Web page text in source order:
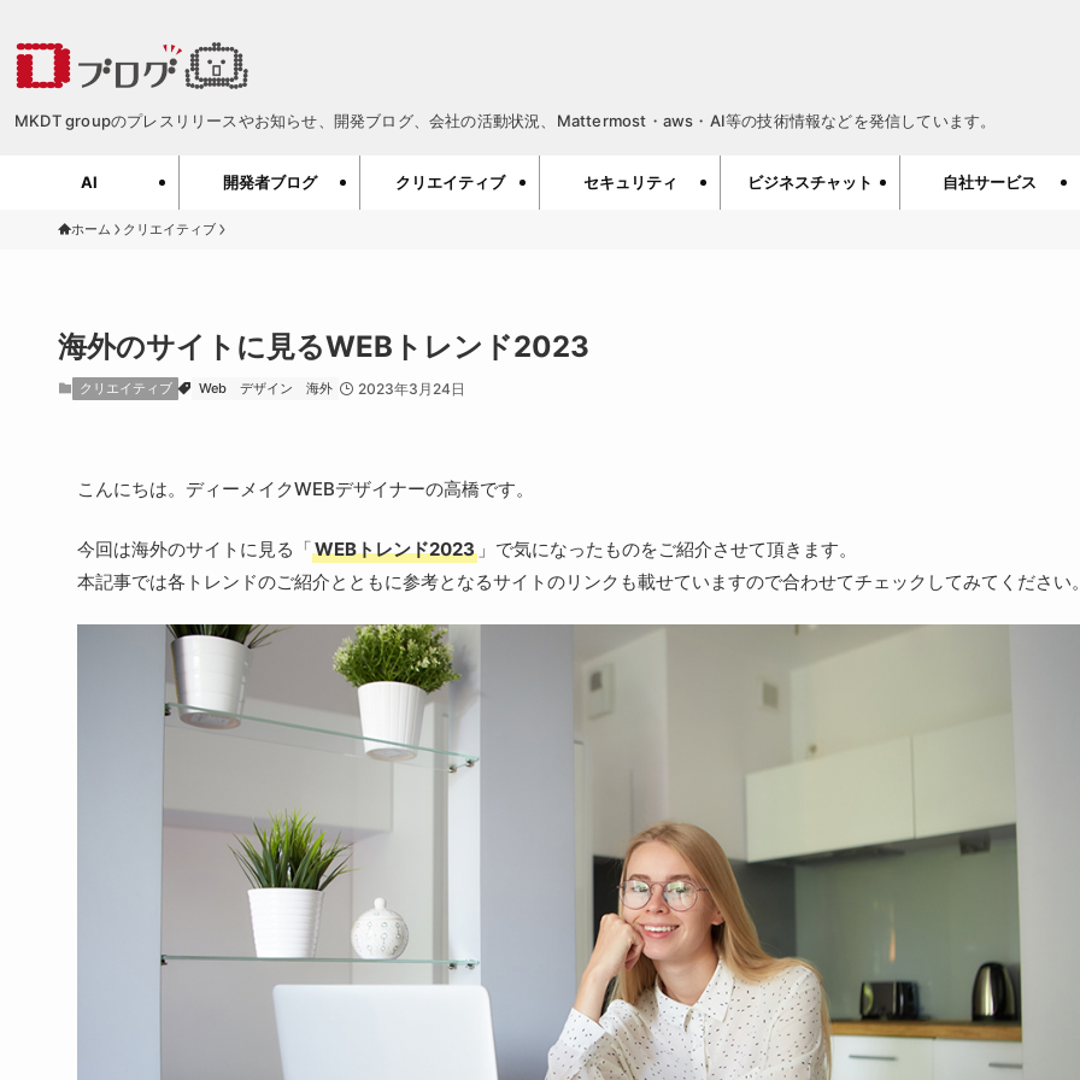
MKDT groupのプレスリリースやお知らせ、開発ブログ、会社の活動状況、Mattermost・aws・AI等の技術情報などを発信しています。
AI 開発者ブログ クリエイティブ セキュリティ ビジネスチャット 自社サービス
ホーム クリエイティブ
海外のサイトに見るWEBトレンド2023
クリエイティブ Web デザイン 海外 2023年3月24日
こんにちは。ディーメイクWEBデザイナーの高橋です。
今回は海外のサイトに見る「WEBトレンド2023 」で気になったものをご紹介させて頂きます。
本記事では各トレンドのご紹介とともに参考となるサイトのリンクも載せていますので合わせてチェックしてみてください